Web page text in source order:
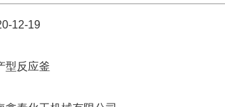
12-19
型反应釜